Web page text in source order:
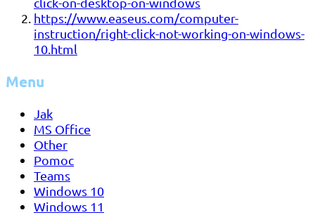
https://www.easeus.com/computer-
instruction/right-click-not-working-on-windows-
10.html
Menu
Jak
MS Office
Other
Pomoc
Teams
Windows 10
Windows 11